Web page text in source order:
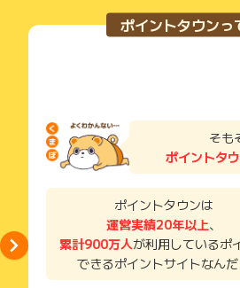
・獲得予定ポイントに反映されない
・非承認理由
※ポイントに関するお問い合わせは、
までお問い合わせください。ポイント
お問い合わせをした場合、ポイント獲
サービス・お買い物利用時にお電話な
法がある場合、必ずサイト上のWEB
了などのメールは、ポイント獲得する
獲得待ち・獲得失敗の状態でお問い合
メールを送っていただく場合がござい
そのため、紛失・破棄された場合は対
ご注意ください。
(※) SafariやChromeなどwebサイトを
ポイントの獲得の対象となるのは、
原則として広告主側のポイント等を利
につきましては、ポイントタウンのポ
まれません。
広告主が運営しているサービスの都合
商品の交換や一部でもキャンセルされ
になる可能性もございます。
各サービス・お買い物の獲得ポイント
ン期間が予告なしに変更される場合が
れた時点の条件が適用されます。
条件を達成しているかどうかは各広告
ポイントタウンっ
そも
ポイントタ
ポイントタウンは
運営実績20年以上、
累計900万人が利用しているポ
できるポイントサイトなんだ